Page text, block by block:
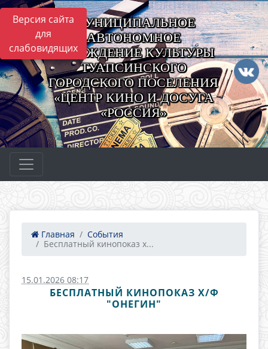
Версия сайта
для
слабовидящих
МУНИЦИПАЛЬНОЕ
АВТОНОМНОЕ
УЧРЕЖДЕНИЕ КУЛЬТУРЫ
ТУАПСИНСКОГО
ГОРОДСКОГО ПОСЕЛЕНИЯ
«ЦЕНТР КИНО И ДОСУГА
«РОССИЯ»
Главная
События
Бесплатный кинопоказ х...
15.01.2026 08:17
БЕСПЛАТНЫЙ КИНОПОКАЗ Х/Ф
"ОНЕГИН"